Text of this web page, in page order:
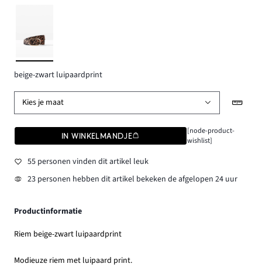
beige-zwart luipaardprint
Kies je maat
IN WINKELMANDJE
[node-product-
wishlist]
55 personen vinden dit artikel leuk
23 personen hebben dit artikel bekeken de afgelopen 24 uur
Productinformatie
Riem beige-zwart luipaardprint
Modieuze riem met luipaard print.